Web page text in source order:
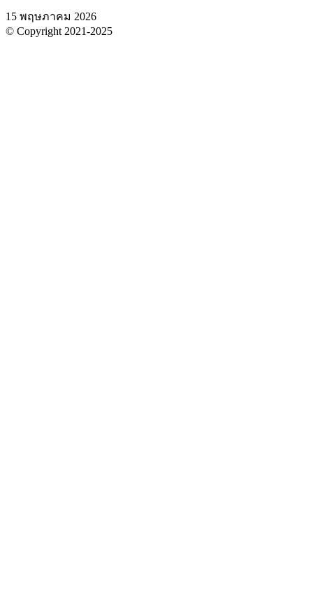
15 พฤษภาคม 2026
© Copyright 2021-2025